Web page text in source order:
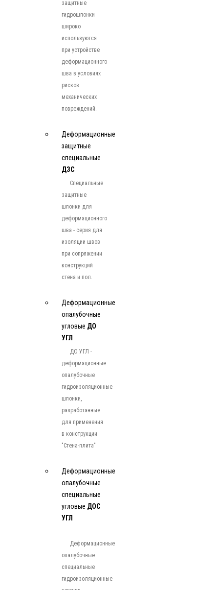
защитные
гидрошпонки
широко
используются
при устройстве
деформационного
шва в условиях
рисков
механических
повреждений.
Деформационные
защитные
специальные
ДЗС
Специальные
защитные
шпонки для
деформационного
шва - серия для
изоляции швов
при сопряжении
конструкций
стена и пол.
Деформационные
опалубочные
угловые ДО
УГЛ
ДО УГЛ -
деформационные
опалубочные
гидроизоляционные
шпонки,
разработанные
для применения
в конструкции
"Стена-плита"
Деформационные
опалубочные
специальные
угловые ДОС
УГЛ
Деформационные
опалубочные
специальные
гидроизоляционные